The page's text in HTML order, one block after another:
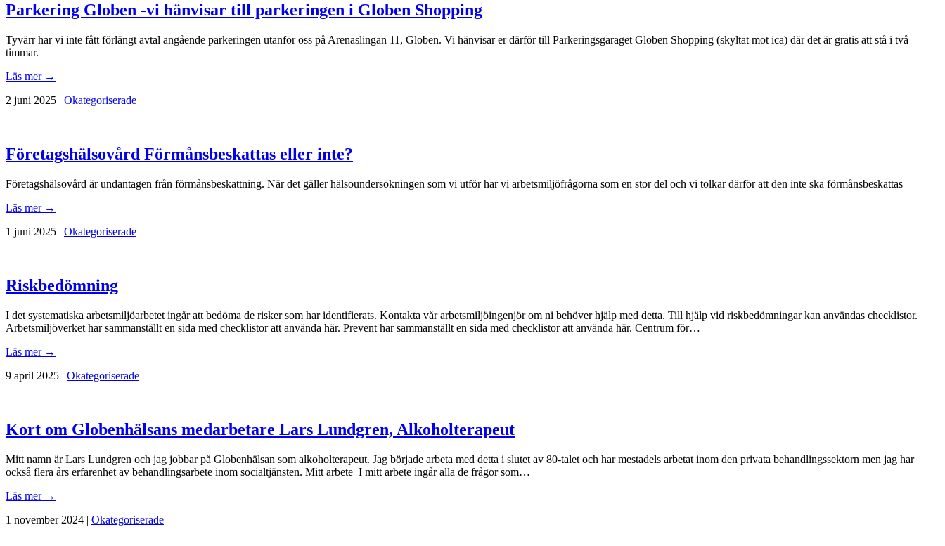
Parkering Globen -vi hänvisar till parkeringen i Globen Shopping
Tyvärr har vi inte fått förlängt avtal angående parkeringen utanför oss på Arenaslingan 11, Globen. Vi hänvisar er därför till Parkeringsgaraget Globen Shopping (skyltat mot ica) där det är gratis att stå i två
timmar.
Läs mer →
2 juni 2025 | Okategoriserade
Företagshälsovård Förmånsbeskattas eller inte?
Företagshälsovård är undantagen från förmånsbeskattning. När det gäller hälsoundersökningen som vi utför har vi arbetsmiljöfrågorna som en stor del och vi tolkar därför att den inte ska förmånsbeskattas
Läs mer →
1 juni 2025 | Okategoriserade
Riskbedömning
I det systematiska arbetsmiljöarbetet ingår att bedöma de risker som har identifierats. Kontakta vår arbetsmiljöingenjör om ni behöver hjälp med detta. Till hjälp vid riskbedömningar kan användas checklistor.
Arbetsmiljöverket har sammanställt en sida med checklistor att använda här. Prevent har sammanställt en sida med checklistor att använda här. Centrum för…
Läs mer →
9 april 2025 | Okategoriserade
Kort om Globenhälsans medarbetare Lars Lundgren, Alkoholterapeut
Mitt namn är Lars Lundgren och jag jobbar på Globenhälsan som alkoholterapeut. Jag började arbeta med detta i slutet av 80-talet och har mestadels arbetat inom den privata behandlingssektorn men jag har
också flera års erfarenhet av behandlingsarbete inom socialtjänsten. Mitt arbete I mitt arbete ingår alla de frågor som…
Läs mer →
1 november 2024 | Okategoriserade